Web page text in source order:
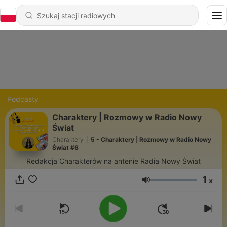
Podcasty
Charaktery | Rozmowy w Radio Nowy
Świat
Charaktery
5 - Charaktery | Rozmowy w Radio Nowy
Świat #6
Redakcja Charakterów na antenie Radia Nowy Świat
Głośność 1 x